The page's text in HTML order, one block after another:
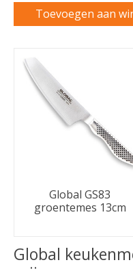
Toevoegen aan
Carrousel van
Global GS83
groentemes 13cm
Global